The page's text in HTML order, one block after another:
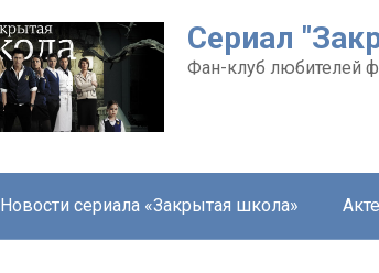
Сериал
Фан-клуб любителей
Новости сериала «Закрытая школа»